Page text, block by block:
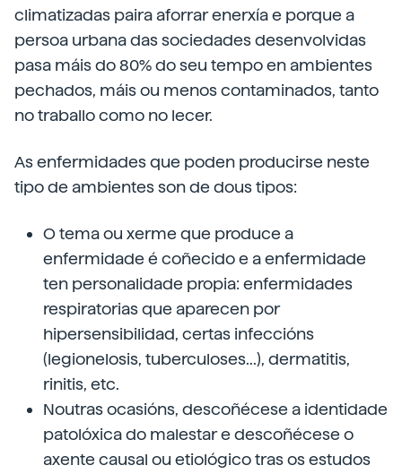
climatizadas paira aforrar enerxía e porque a
persoa urbana das sociedades desenvolvidas
pasa máis do 80% do seu tempo en ambientes
pechados, máis ou menos contaminados, tanto
no traballo como no lecer.
As enfermidades que poden producirse neste
tipo de ambientes son de dous tipos:
O tema ou xerme que produce a
enfermidade é coñecido e a enfermidade
ten personalidade propia: enfermidades
respiratorias que aparecen por
hipersensibilidad, certas infeccións
(legionelosis, tuberculoses...), dermatitis,
rinitis, etc.
Noutras ocasións, descoñécese a identidade
patolóxica do malestar e descoñécese o
axente causal ou etiológico tras os estudos